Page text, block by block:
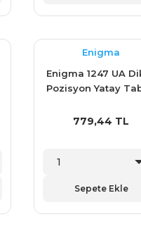
Enigma
Enigma 1247 UA
Pozisyon Yatay
779,44 TL
Sepete Ekle